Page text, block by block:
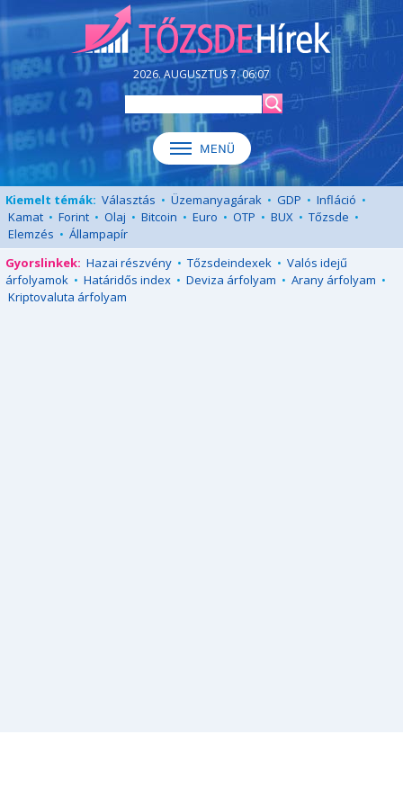
2026. AUGUSZTUS 7. 06:07
Kiemelt témák: Választás • Üzemanyagárak • GDP • Infláció •
Kamat • Forint • Olaj • Bitcoin • Euro • OTP • BUX • Tőzsde •
Elemzés • Állampapír
Gyorslinkek: Hazai részvény • Tőzsdeindexek • Valós idejű
árfolyamok • Határidős index • Deviza árfolyam • Arany árfolyam •
Kriptovaluta árfolyam